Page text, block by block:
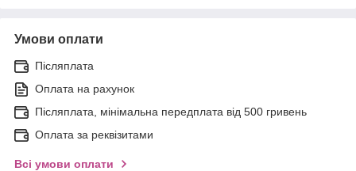
Умови оплати
Післяплата
Оплата на рахунок
Післяплата, мінімальна передплата від 500 гривень
Оплата за реквізитами
Всі умови оплати